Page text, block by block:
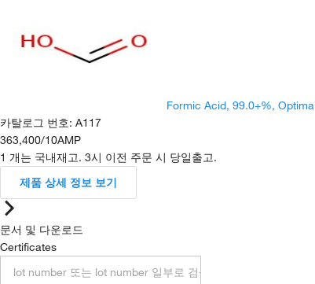
Formic Acid, 99.0+%,
카탈로그 번호: A117
363,400/10AMP
1 개는 국내재고. 3시 이전 주문 시 당일출고.
제품 상세 정보 보기
문서 및 다운로드
Certificates